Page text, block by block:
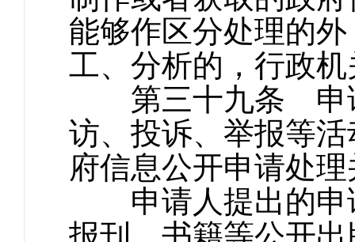
能够作区分处理的
工、分析的，行政
第三十九条 申请
访、投诉、举报等
府信息公开申请处
申请人提出的申